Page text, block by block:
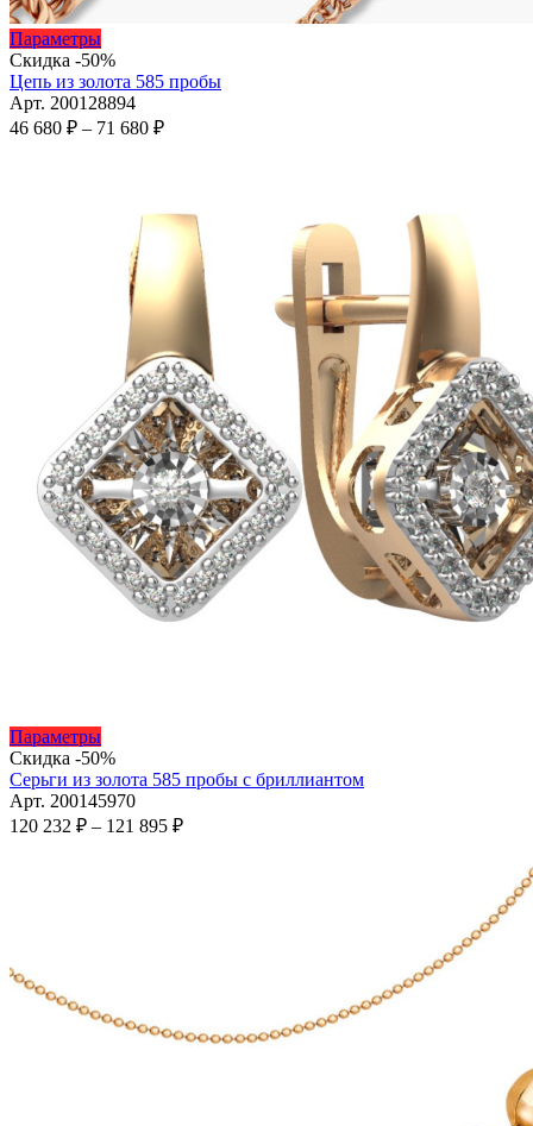
ПараметрыЭтот
товар
имеет
несколько
вариаций.
странице
товара.
Скидка -50%
Цепь из золота 585 пробы
Арт. 200128894
46 680 ₽ – 71 680 ₽Диапазон
–
71
680 ₽
ПараметрыЭтот
товар
имеет
несколько
вариаций.
Скидка -50%
Серьги из золота 585 пробы с бриллиантом
Арт. 200145970
120 232 ₽ – 121 895 ₽Диапазон